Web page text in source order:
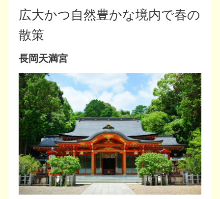
広大かつ自然豊かな境内で春の
散策
長岡天満宮